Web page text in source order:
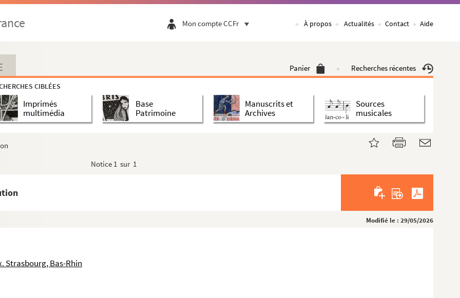
Mon compte CCFr À propos Actualités Contact Aide
Panier Recherches récentes
CIBLÉES
Imprimés
multimédia
Base
Patrimoine
Manuscrits et
Archives
Sources
musicales
Notice 1 sur 1
Modifié le : 29/05/2026
Strasbourg, Bas-Rhin